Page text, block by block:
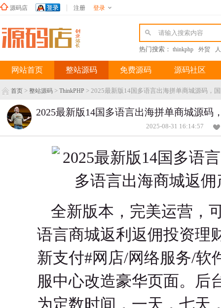
源码店 注册 登录
热门搜索： thinkphp 外贸
网站首页 整站源码 免费源码 源码社区
首页 > 整站源码 > ThinkPHP > 2025最新版14国多语言出海拼单商城源码，
2025最新版14国多语言出海拼单商城源
2025-08-31 16:14:57
全新版本，完美运营，
语言商城返利返佣投资理
新支付#网店/网络服务/软
服中心改造豪华页面。后
为定数时间，一天，七天